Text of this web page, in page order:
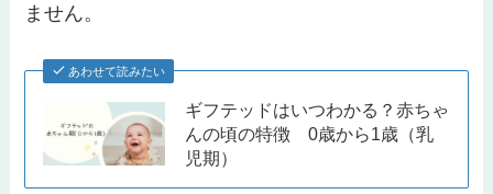
ません。
あわせて読みたい
ギフテッドはいつわかる？赤ちゃ
んの頃の特徴 0歳から1歳（乳
児期）